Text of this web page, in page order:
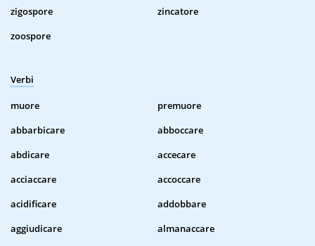
zigospore
zincatore
zoospore
Verbi
muore
premuore
abbarbicare
abboccare
abdicare
accecare
acciaccare
accoccare
acidificare
addobbare
aggiudicare
almanaccare